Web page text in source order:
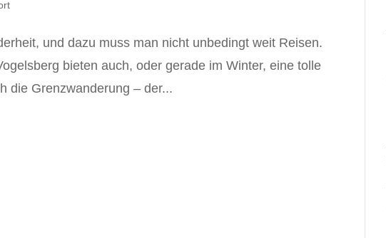
und dazu muss man nicht unbedingt weit Reisen.
bieten auch, oder gerade im Winter, eine tolle
die Grenzwanderung – der...